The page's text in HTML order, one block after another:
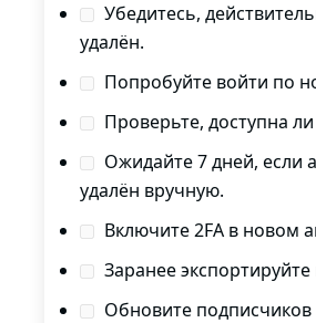
Убедитесь,
удалён.
Попробуйте войти по
Проверьте, доступна
Ожидайте 7 дней, если
удалён вручную.
Включите 2FA в новом
Заранее
Обновите